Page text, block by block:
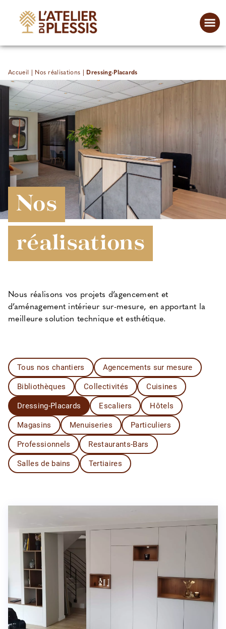
Accueil Nos réalisations Dressing-Placards
Nos
réalisations
Nous réalisons vos projets d’agencement et
d’aménagement intérieur sur-mesure, en apportant la
meilleure solution technique et esthétique.
Tous nos chantiers Agencements sur mesure
Bibliothèques Collectivités Cuisines
Dressing-Placards Escaliers Hôtels
Magasins Menuiseries Particuliers
Professionnels Restaurants-Bars
Salles de bains Tertiaires